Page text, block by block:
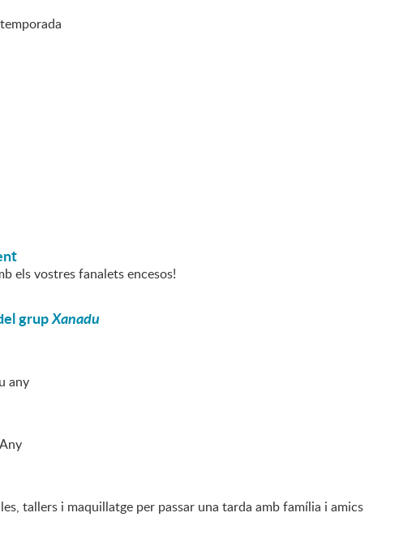
els vostres fanalets encesos!
grupXanadu
any
tallers i maquillatge per passar una tarda amb família i amics